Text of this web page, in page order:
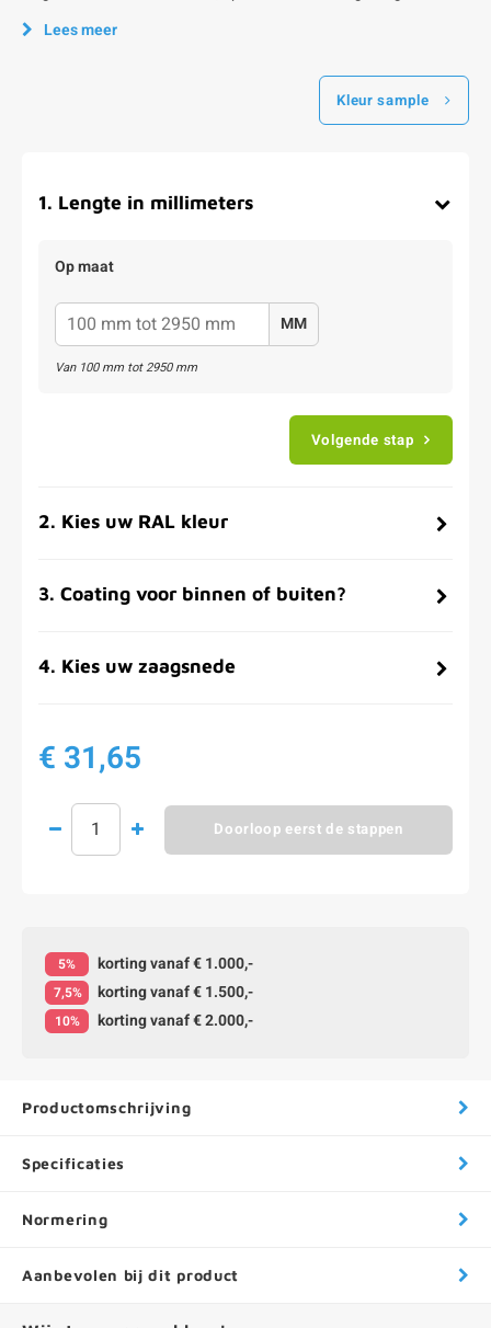
Lees meer
Kleur sample
1. Lengte in millimeters
Op maat
MM
Van 100mm tot2950mm
Volgende stap
2. Kies uw RAL kleur
3. Coating voor binnen of buiten?
4. Kies uw zaagsnede
€ 31,65
Doorloop eerst de stappen
5% korting vanaf € 1.000,-
7,5% korting vanaf € 1.500,-
10% korting vanaf € 2.000,-
Productomschrijving
Specificaties
Normering
Aanbevolen bij dit product